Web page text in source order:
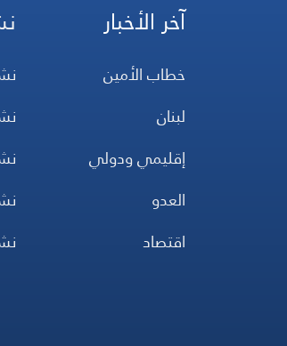
آخر الأخبار
خطاب الأمين
لبنان
إقليمي ودولي
العدو
اقتصاد